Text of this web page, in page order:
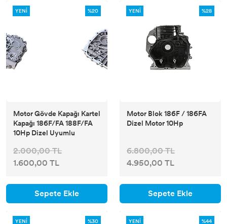
YENİ %20
Motor Gövde Kapağı Kartel
Kapağı 186F/FA 188F/FA
10Hp Dizel Uyumlu
2.000,00 TL
1.600,00 TL
Sepete Ekle
YENİ %28
Motor Blok 186F / 186FA
Dizel Motor 10Hp
6.800,00 TL
4.950,00 TL
Sepete Ekle
YENİ %30 YENİ %44